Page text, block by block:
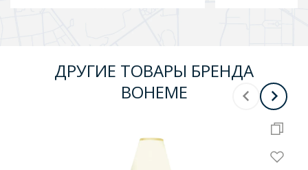
ДРУГИЕ ТОВАРЫ БРЕНДА
BOHEME